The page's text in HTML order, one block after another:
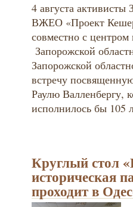
4 августа
ВЖЕО «Проект
совместно с
Запорожской
Запорожской
встречу
Раулю Валленбергу,
исполнилось бы
Круглый стол
историческая
проходит в